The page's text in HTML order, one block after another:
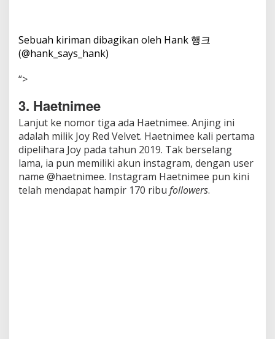
Sebuah kiriman dibagikan oleh Hank 행크
(@hank_says_hank)
“>
3. Haetnimee
Lanjut ke nomor tiga ada Haetnimee. Anjing ini
adalah milik Joy Red Velvet. Haetnimee kali pertama
dipelihara Joy pada tahun 2019. Tak berselang
lama, ia pun memiliki akun instagram, dengan user
name @haetnimee. Instagram Haetnimee pun kini
telah mendapat hampir 170 ribu followers.